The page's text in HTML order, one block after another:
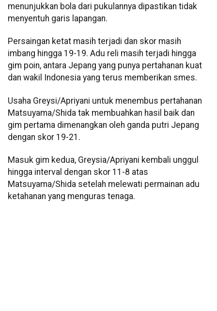
menunjukkan bola dari pukulannya dipastikan tidak
menyentuh garis lapangan.
Persaingan ketat masih terjadi dan skor masih
imbang hingga 19-19. Adu reli masih terjadi hingga
gim poin, antara Jepang yang punya pertahanan kuat
dan wakil Indonesia yang terus memberikan smes.
Usaha Greysi/Apriyani untuk menembus pertahanan
Matsuyama/Shida tak membuahkan hasil baik dan
gim pertama dimenangkan oleh ganda putri Jepang
dengan skor 19-21.
Masuk gim kedua, Greysia/Apriyani kembali unggul
hingga interval dengan skor 11-8 atas
Matsuyama/Shida setelah melewati permainan adu
ketahanan yang menguras tenaga.